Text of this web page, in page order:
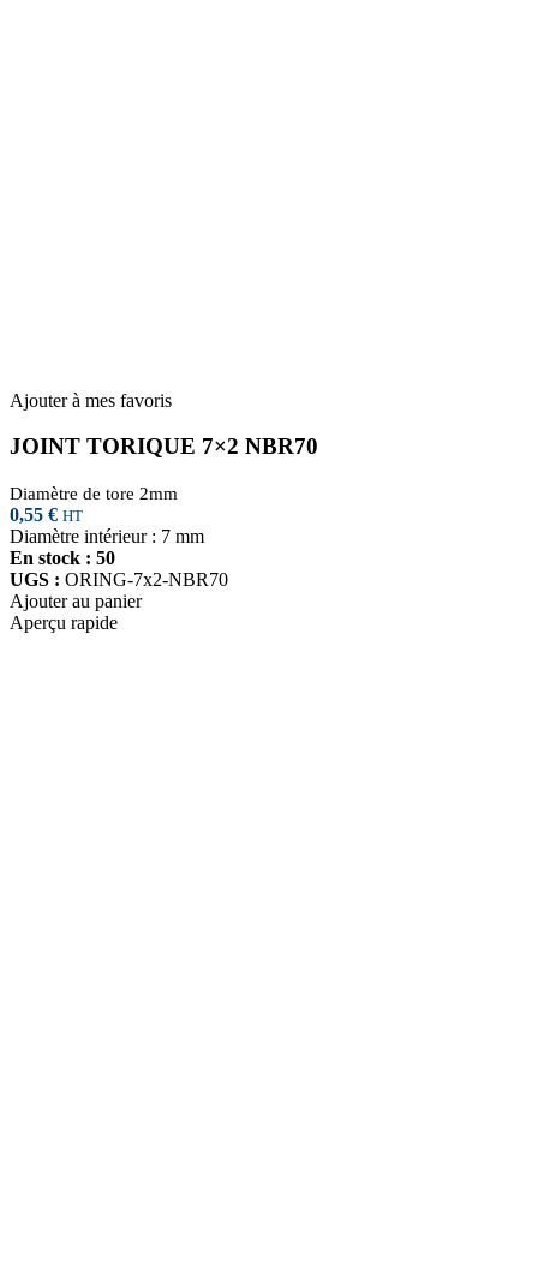
Ajouter à mes favoris
JOINT TORIQUE 7×2 NBR70
Diamètre de tore 2mm
0,55 € HT
Diamètre intérieur : 7 mm
En stock : 50
UGS : ORING-7x2-NBR70
Ajouter au panier
Aperçu rapide